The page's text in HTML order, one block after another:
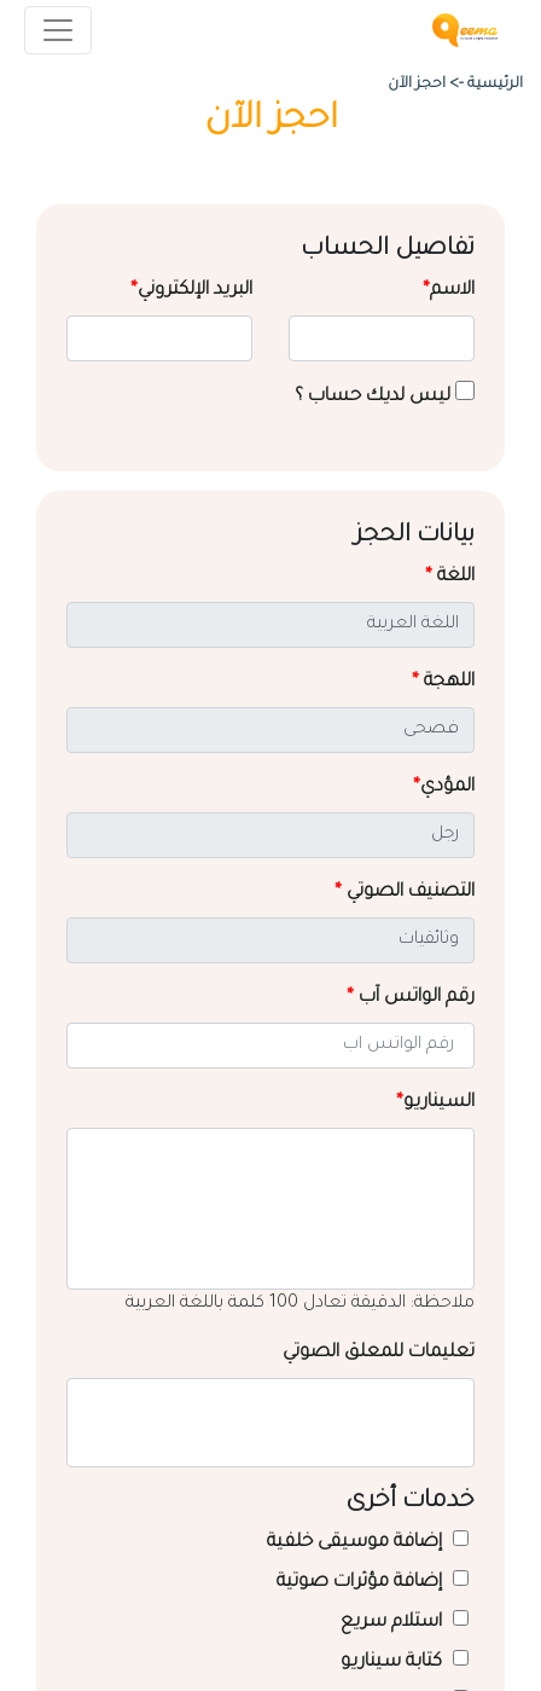
الرئيسية -> احجز الآن
احجز الآن
تفاصيل الحساب
الاسم* البريد الإلكتروني*
ليس لديك حساب ؟
بيانات الحجز
اللغة *
اللهجة *
المؤدي*
التصنيف الصوتي *
رقم الواتس آب *
السيناريو*
ملاحظة: الدقيقة تعادل 100 كلمة باللغة العربية
تعليمات للمعلق الصوتي
خدمات أخرى
إضافة موسيقى خلفية
إضافة مؤثرات صوتية
استلام سريع
كتابة سيناريو